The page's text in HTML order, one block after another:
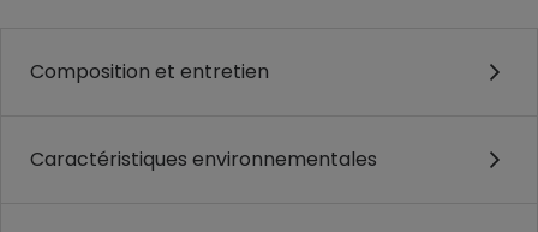
Composition et entretien
Caractéristiques environnementales